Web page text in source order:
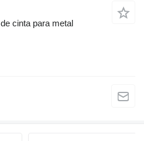
cinta para metal